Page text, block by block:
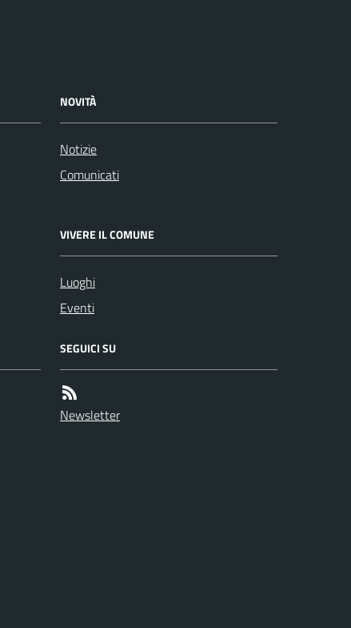
NOVITÀ
Notizie
Comunicati
VIVERE IL COMUNE
Luoghi
Eventi
SEGUICI SU
Newsletter